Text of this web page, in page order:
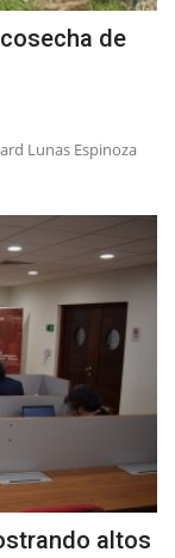
de
Lunas Espinoza
altos